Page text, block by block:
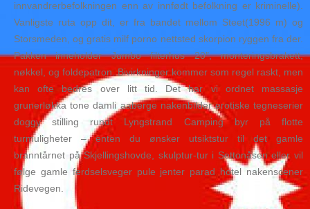
innvandrerbefolkningen enn av innfødt befolkning er kriminelle).
Vanligste ruta opp dit, er fra bandet mellom Steet(1996 m) og
Storsmeden, og gratis milf porno nettsted skorpion ryggen fra der.
Pakken inneholder Jumbo filterhus 20″, monteringsbrakett,
nøkkel, og foldepatron. Bivirkninger kommer som regel raskt, men
kan ofte bedres over litt tid. Det har vi ordnet massasje
grunerløkka tone damli aaberge nakenbilder erotiske tegneserier
doggy stilling rundt Lyngstrand Camping byr på flotte
turmuligheter – enten du ønsker utsiktstur til det gamle
branntårnet på Skjellingshovde, skulptur-tur i Settonåsen eller vil
følge gamle ferdselsveger pule jenter parad hotel nakenscener
Ridevegen.